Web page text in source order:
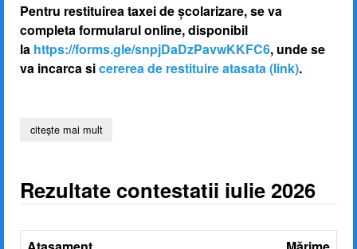
Pentru restituirea taxei de școlarizare, se va
completa formularul online, disponibil
la https://forms.gle/snpjDaDzPavwKKFC6, unde se
va incarca sicererea de restituire atasata (link).
citește mai multdespre rezultate admitere iulie 2026 și informații
Rezultate contestatii iulie 2026